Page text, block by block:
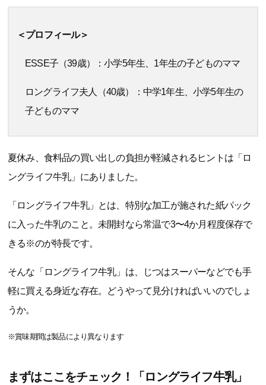
＜プロフィール＞
ESSE子（39歳）：小学5年生、1年生の子どものママ
ロングライフ夫人（40歳）：中学1年生、小学5年生の
子どものママ
夏休み、食料品の買い出しの負担が軽減されるヒントは「ロ
ングライフ牛乳」にありました。
「ロングライフ牛乳」とは、特別な加工が施された紙パック
に入った牛乳のこと。未開封なら常温で3〜4か月程度保存で
きる※のが特長です。
そんな「ロングライフ牛乳」は、じつはスーパーなどでも手
軽に買える身近な存在。どうやって見分ければいいのでしょ
うか。
※賞味期間は製品により異なります
まずはここをチェック！「ロングライフ牛乳」